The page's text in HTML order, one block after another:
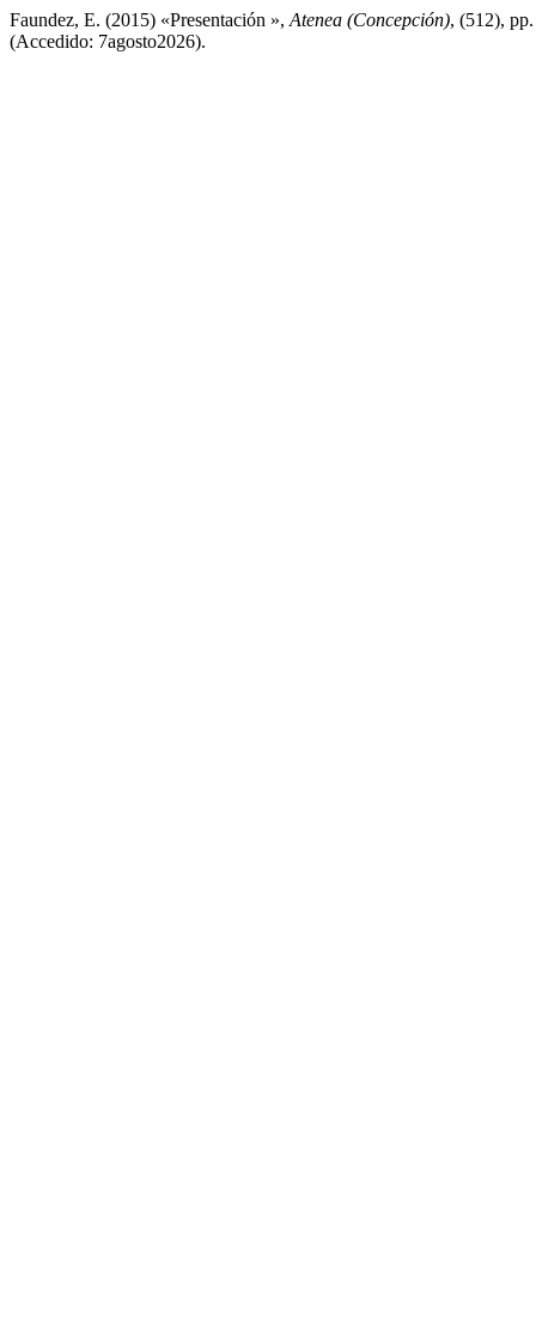
Faundez, E. (2015) «Presentación », Atenea (Concepción), (512),
(Accedido: 7agosto2026).